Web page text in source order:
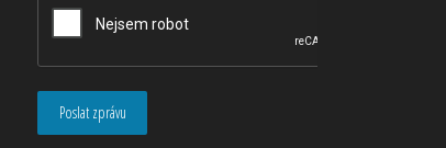
Poslat zprávu